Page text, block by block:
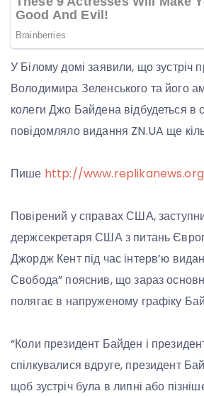
У Білому домі заявили, що зустріч
Володимира Зеленського та його
колеги Джо Байдена відбудеться в
повідомляло видання ZN.UA ще
Пише http://www.replikanews.org
Повірений у справах США,
держсекретаря США з питань
Джордж Кент під час інтерв’ю
Свобода” пояснив, що зараз
полягає в напруженому графіку
“Коли президент Байден і
спілкувалися вдруге, президент
щоб зустріч була в липні або